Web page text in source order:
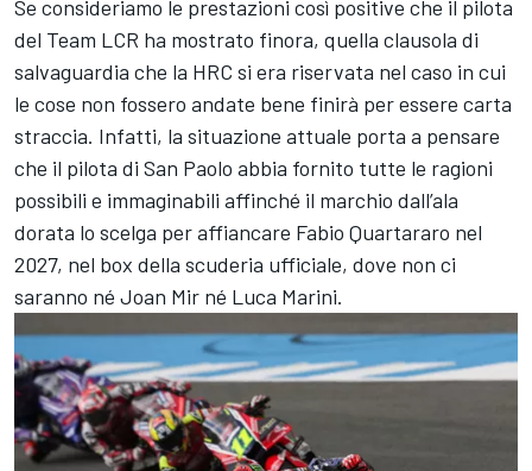
Se consideriamo le prestazioni così positive che il pilota
del Team LCR ha mostrato finora, quella clausola di
salvaguardia che la HRC si era riservata nel caso in cui
le cose non fossero andate bene finirà per essere carta
straccia. Infatti, la situazione attuale porta a pensare
che il pilota di San Paolo abbia fornito tutte le ragioni
possibili e immaginabili affinché il marchio dall’ala
dorata lo scelga per affiancare Fabio Quartararo nel
2027, nel box della scuderia ufficiale, dove non ci
saranno né Joan Mir né Luca Marini.